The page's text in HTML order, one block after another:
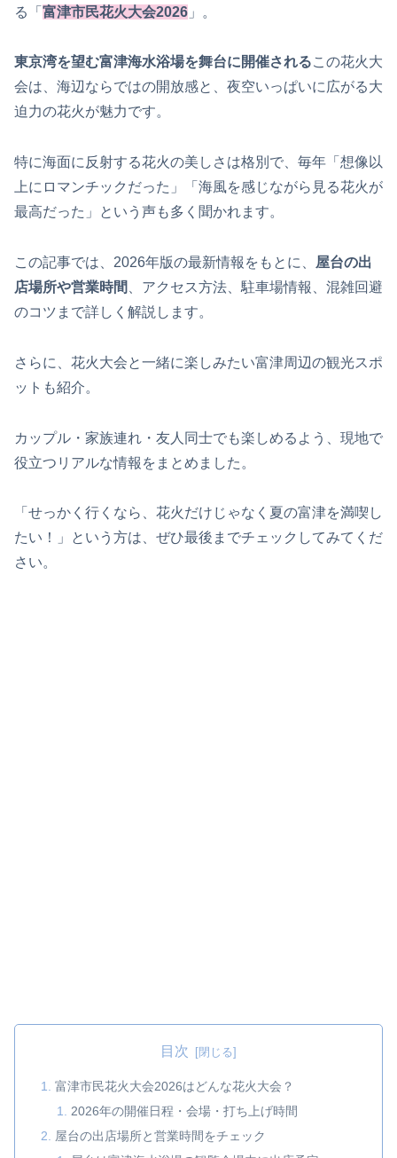
る「 富津市民花火大会2026 」。
東京湾を望む富津海水浴場を舞台に開催されるこの花火大
会は、海辺ならではの開放感と、夜空いっぱいに広がる大
迫力の花火が魅力です。
特に海面に反射する花火の美しさは格別で、毎年「想像以
上にロマンチックだった」「海風を感じながら見る花火が
最高だった」という声も多く聞かれます。
この記事では、2026年版の最新情報をもとに、 屋台の出
店場所や営業時間
、アクセス方法、駐車場情報、混雑回避
のコツまで詳しく解説します。
さらに、花火大会と一緒に楽しみたい富津周辺の観光スポ
ットも紹介。
カップル・家族連れ・友人同士でも楽しめるよう、現地で
役立つリアルな情報をまとめました。
「せっかく行くなら、花火だけじゃなく夏の富津を満喫し
たい！」という方は、ぜひ最後までチェックしてみてくだ
さい。
目次
富津市民花火大会2026はどんな花火大会？
2026年の開催日程・会場・打ち上げ時間
屋台の出店場所と営業時間をチェック